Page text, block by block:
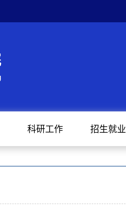
科研工作 招生就业